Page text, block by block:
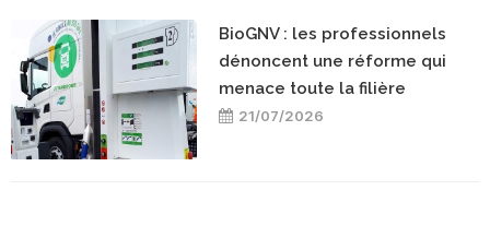
BioGNV : les professionnels
dénoncent une réforme qui
menace toute la filière
21/07/2026